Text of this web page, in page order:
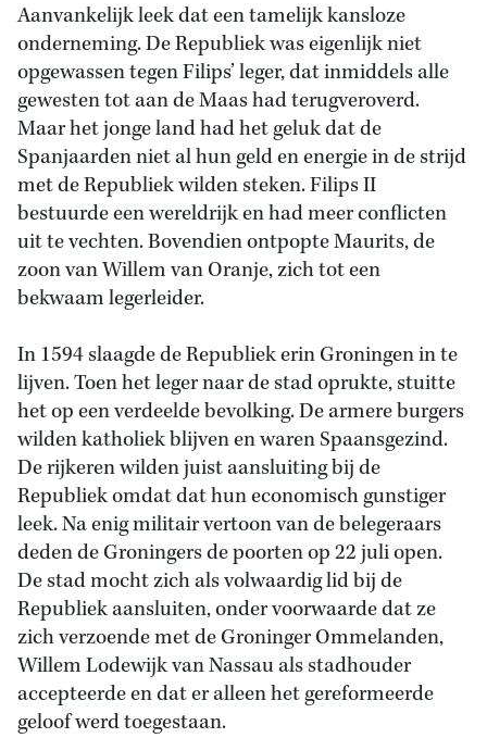
Aanvankelijk leek dat een tamelijk kansloze
onderneming. De Republiek was eigenlijk niet
opgewassen tegen Filips’ leger, dat inmiddels alle
gewesten tot aan de Maas had terugveroverd.
Maar het jonge land had het geluk dat de
Spanjaarden niet al hun geld en energie in de strijd
met de Republiek wilden steken. Filips II
bestuurde een wereldrijk en had meer conflicten
uit te vechten. Bovendien ontpopte Maurits, de
zoon van Willem van Oranje, zich tot een
bekwaam legerleider.
In 1594 slaagde de Republiek erin Groningen in te
lijven. Toen het leger naar de stad oprukte, stuitte
het op een verdeelde bevolking. De armere burgers
wilden katholiek blijven en waren Spaansgezind.
De rijkeren wilden juist aansluiting bij de
Republiek omdat dat hun economisch gunstiger
leek. Na enig militair vertoon van de belegeraars
deden de Groningers de poorten op 22 juli open.
De stad mocht zich als volwaardig lid bij de
Republiek aansluiten, onder voorwaarde dat ze
zich verzoende met de Groninger Ommelanden,
Willem Lodewijk van Nassau als stadhouder
accepteerde en dat er alleen het gereformeerde
geloof werd toegestaan.